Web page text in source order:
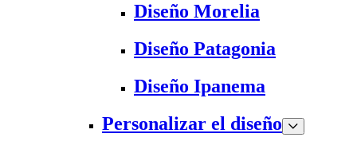
Diseño Morelia
Diseño Patagonia
Diseño Ipanema
Personalizar el diseño